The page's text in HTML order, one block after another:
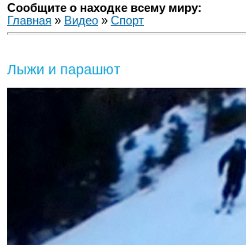
Сообщите о находке всему миру:
Главная » Видео » Спорт
Лыжи и парашют